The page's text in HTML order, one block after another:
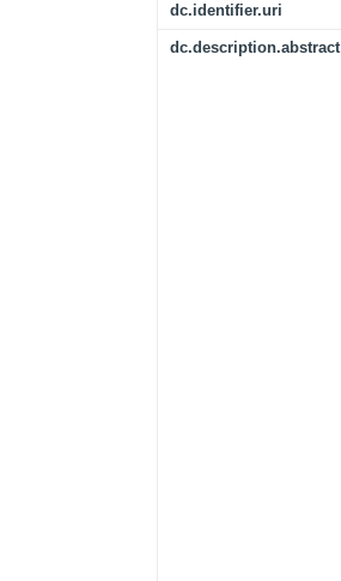
dc.identifier.uri
dc.description.abstract